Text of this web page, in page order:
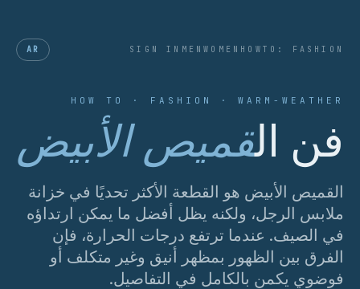
HOWTO: FASHION
WOMEN
MEN
SIGN IN
AR
HOW TO · FASHION · WARM-WEATHER
فن القميص الأبيض
القميص الأبيض هو القطعة الأكثر تحديًا في خزانة
ملابس الرجل، ولكنه يظل أفضل ما يمكن ارتداؤه
في الصيف. عندما ترتفع درجات الحرارة، فإن
الفرق بين الظهور بمظهر أنيق وغير متكلف أو
فوضوي يكمن بالكامل في التفاصيل.